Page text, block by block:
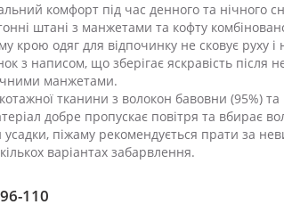
комфорт під час денного та нічного
штані з манжетами та кофту
одяг для відпочинку не сковує руху і
з написом, що зберігає яскравість після
манжетами.
тканини з волокон бавовни (95%) та
добре пропускає повітря та вбирає
піжаму рекомендується прати за
варіантах забарвлення.
110